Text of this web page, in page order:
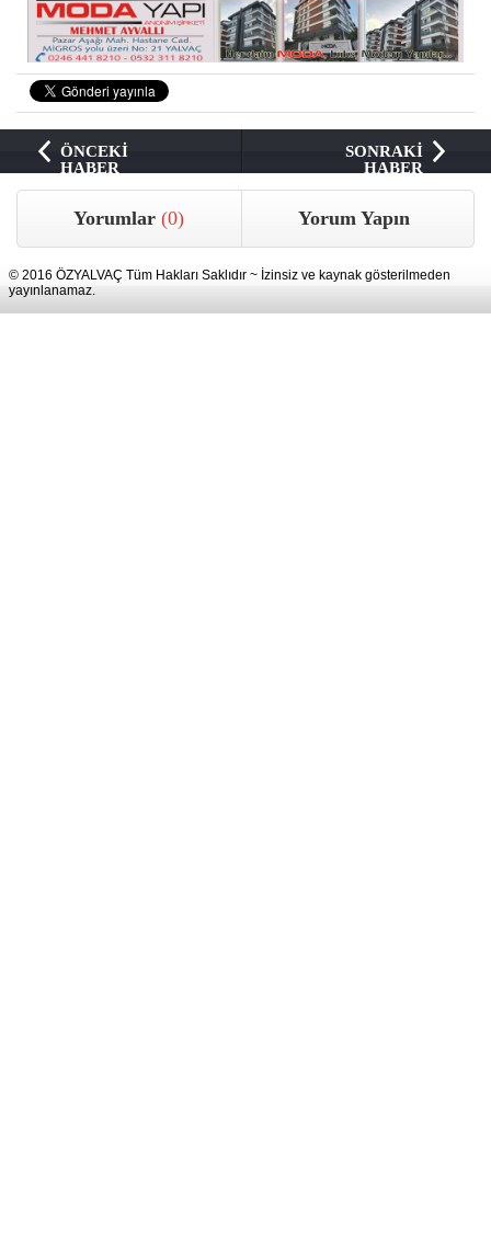
ÖNCEKİ
HABER
SONRAKİ
HABER
Yorumlar(0) Yorum Yapın
© 2016 ÖZYALVAÇ Tüm Hakları Saklıdır ~ İzinsiz ve kaynak gösterilmeden
yayınlanamaz.